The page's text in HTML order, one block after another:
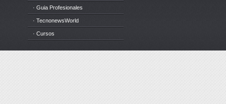
· Guia Profesionales
· TecnonewsWorld
· Cursos